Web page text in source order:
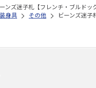
ンズ迷子札【フレンチ・ブルド
装身具 その他 ビーンズ迷子